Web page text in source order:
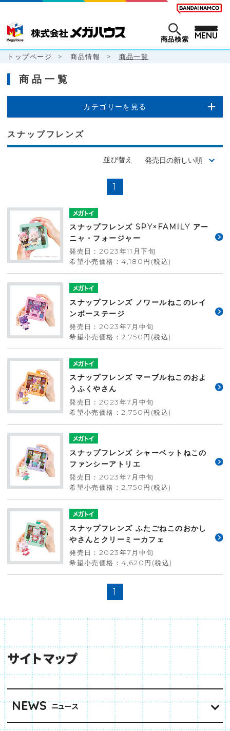
商品検索 MENU
トップページ > 商品情報 > 商品一覧
商品一覧
カテゴリーを見る
スナップフレンズ
並び替え
1
スナップフレンズ SPY×FAMILY アー
ニャ・フォージャー
発売日：2023年11月下旬
希望小売価格：4,180円(税込)
スナップフレンズ ノワールねこのレイ
ンボーステージ
発売日：2023年7月中旬
希望小売価格：2,750円(税込)
スナップフレンズ マーブルねこのおよ
うふくやさん
発売日：2023年7月中旬
希望小売価格：2,750円(税込)
スナップフレンズ シャーベットねこの
ファンシーアトリエ
発売日：2023年7月中旬
希望小売価格：2,750円(税込)
スナップフレンズ ふたごねこのおかし
やさんとクリーミーカフェ
発売日：2023年7月中旬
希望小売価格：4,620円(税込)
1
サイトマップ
NEWS ニュース